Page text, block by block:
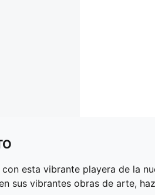
esta vibrante playera de la
sus vibrantes obras de arte,